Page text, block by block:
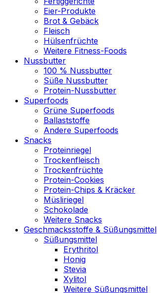
Eier-Produkte
Brot & Gebäck
Fleisch
Hülsenfrüchte
Weitere Fitness-Foods
Nussbutter
100 % Nussbutter
Süße Nussbutter
Protein-Nussbutter
Superfoods
Grüne Superfoods
Ballaststoffe
Andere Superfoods
Snacks
Proteinriegel
Trockenfleisch
Trockenfrüchte
Protein-Cookies
Protein-Chips & Kräcker
Müsliriegel
Schokolade
Weitere Snacks
Geschmacksstoffe & Süßungsmittel
Süßungsmittel
Erythritol
Honig
Stevia
Xylitol
Weitere Süßungsmittel